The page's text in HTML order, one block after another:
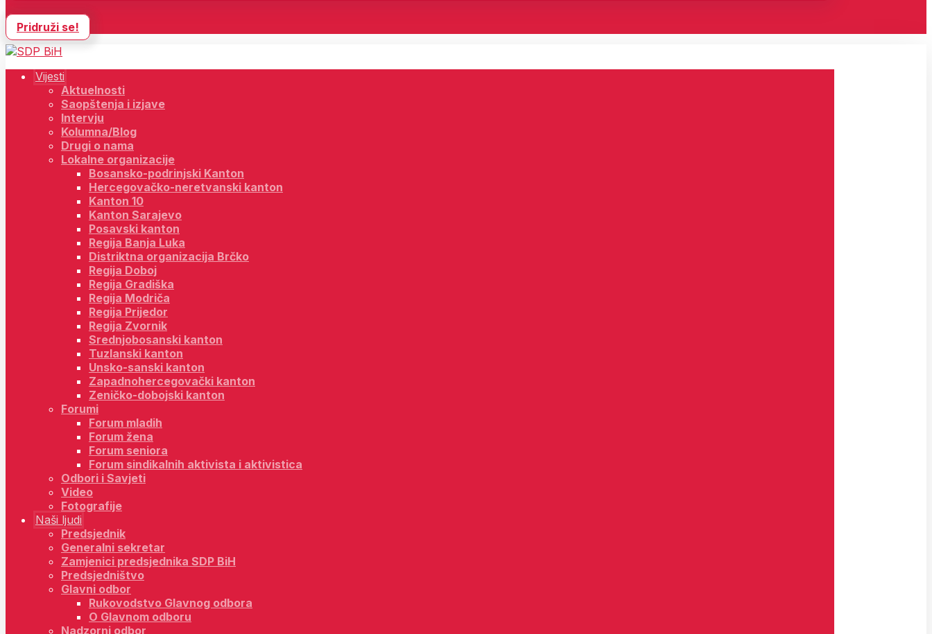
Pridruži se!
Vijesti
Aktuelnosti
Saopštenja i izjave
Intervju
Kolumna/Blog
Drugi o nama
Lokalne organizacije
Bosansko-podrinjski Kanton
Hercegovačko-neretvanski kanton
Kanton 10
Kanton Sarajevo
Posavski kanton
Regija Banja Luka
Distriktna organizacija Brčko
Regija Doboj
Regija Gradiška
Regija Modriča
Regija Prijedor
Regija Zvornik
Srednjobosanski kanton
Tuzlanski kanton
Unsko-sanski kanton
Zapadnohercegovački kanton
Zeničko-dobojski kanton
Forumi
Forum mladih
Forum žena
Forum seniora
Forum sindikalnih aktivista i aktivistica
Odbori i Savjeti
Video
Fotografije
Naši ljudi
Predsjednik
Generalni sekretar
Zamjenici predsjednika SDP BiH
Predsjedništvo
Glavni odbor
Rukovodstvo Glavnog odbora
O Glavnom odboru
Nadzorni odbor